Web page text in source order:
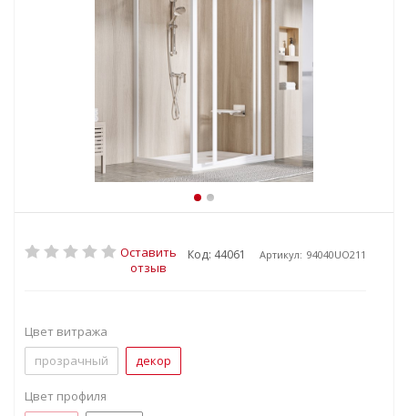
Оставить
отзыв
Код: 44061 Артикул: 94040UO211
Цвет витража
прозрачный
декор
Цвет профиля